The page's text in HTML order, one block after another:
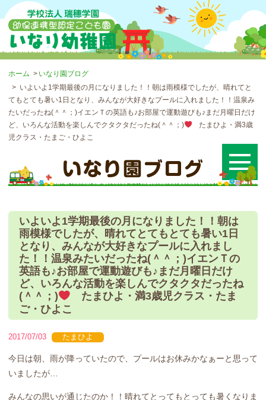
ホーム
いなり園ブログ
いよいよ1学期最後の月になりました！！朝は雨模様でしたが、晴れてと
てもとても暑い1日となり、みんなが大好きなプールに入れました！！温泉み
たいだったね(＾＾；)イエンＴの英語も♪お部屋で運動遊びも♪まだ月曜日だけ
ど、いろんな活動を楽しんでクタクタだったね(＾＾；)
たまひよ・満3歳
児クラス・たまご・ひよこ
いよいよ1学期最後の月になりました！！朝は
雨模様でしたが、晴れてとてもとても暑い1日
となり、みんなが大好きなプールに入れまし
た！！温泉みたいだったね(＾＾；)イエンＴの
英語も♪お部屋で運動遊びも♪まだ月曜日だけ
ど、いろんな活動を楽しんでクタクタだったね
(＾＾；)
たまひよ・満3歳児クラス・たま
ご・ひよこ
2017/07/03 たまひよ
今日は朝、雨が降っていたので、プールはお休みかなぁーと思って
いましたが…
みんなの思いが通じたのか！！晴れてとってもとっても暑くなりま